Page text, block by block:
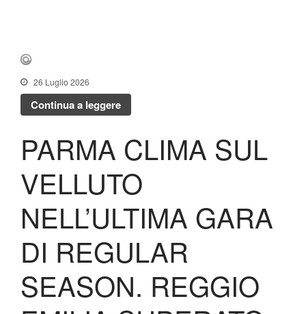
26 Luglio 2026
Continua a leggere
PARMA CLIMA SUL
VELLUTO
NELL’ULTIMA GARA
DI REGULAR
SEASON. REGGIO